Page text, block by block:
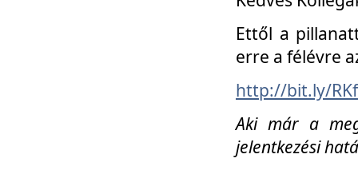
Ettől a
erre a félévre
http://bit.ly/
Aki már a
jelentkezési